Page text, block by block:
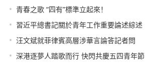
• 青春之歌 “四有”標準立起來！
• 習近平總書記關於青年工作重要論述綜述
• 汪文斌就菲律賓高層涉華言論答記者問
• 深港逐夢人踏歌而行 快閃共慶五四青年節